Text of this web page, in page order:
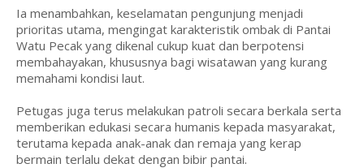
Ia menambahkan, keselamatan pengunjung menjadi
prioritas utama, mengingat karakteristik ombak di Pantai
Watu Pecak yang dikenal cukup kuat dan berpotensi
membahayakan, khususnya bagi wisatawan yang kurang
memahami kondisi laut.
Petugas juga terus melakukan patroli secara berkala serta
memberikan edukasi secara humanis kepada masyarakat,
terutama kepada anak-anak dan remaja yang kerap
bermain terlalu dekat dengan bibir pantai.